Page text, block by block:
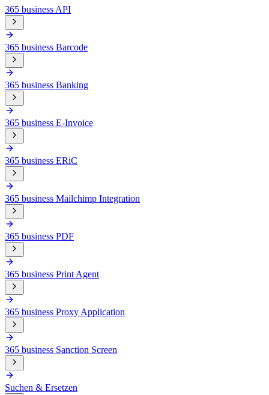
365 business API
365 business Barcode
365 business Banking
365 business E-Invoice
365 business ERiC
365 business Mailchimp Integration
365 business PDF
365 business Print Agent
365 business Proxy Application
365 business Sanction Screen
Suchen & Ersetzen